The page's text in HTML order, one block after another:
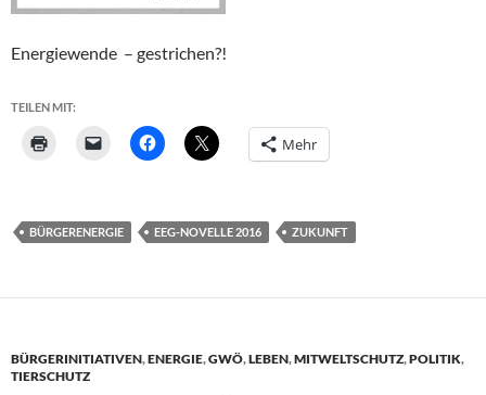
Energiewende – gestrichen?!
TEILEN MIT:
Mehr
BÜRGERENERGIE EEG-NOVELLE 2016 ZUKUNFT
BÜRGERINITIATIVEN,ENERGIE,GWÖ,LEBEN,MITWELTSCHUTZ,POLITIK,
TIERSCHUTZ